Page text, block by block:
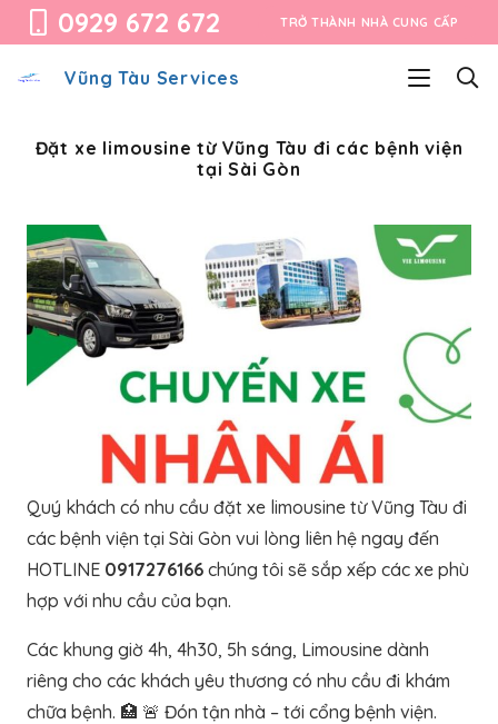
0929 672 672 TRỞ THÀNH NHÀ CUNG CẤP
Vũng Tàu Services
Đặt xe limousine từ Vũng Tàu đi các bệnh viện
tại Sài Gòn
Quý khách có nhu cầu đặt xe limousine từ Vũng Tàu đi
các bệnh viện tại Sài Gòn vui lòng liên hệ ngay đến
HOTLINE 0917276166 chúng tôi sẽ sắp xếp các xe phù
hợp với nhu cầu của bạn.
Các khung giờ 4h, 4h30, 5h sáng, Limousine dành
riêng cho các khách yêu thương có nhu cầu đi khám
chữa bệnh. 🏥 🚨 Đón tận nhà – tới cổng bệnh viện.